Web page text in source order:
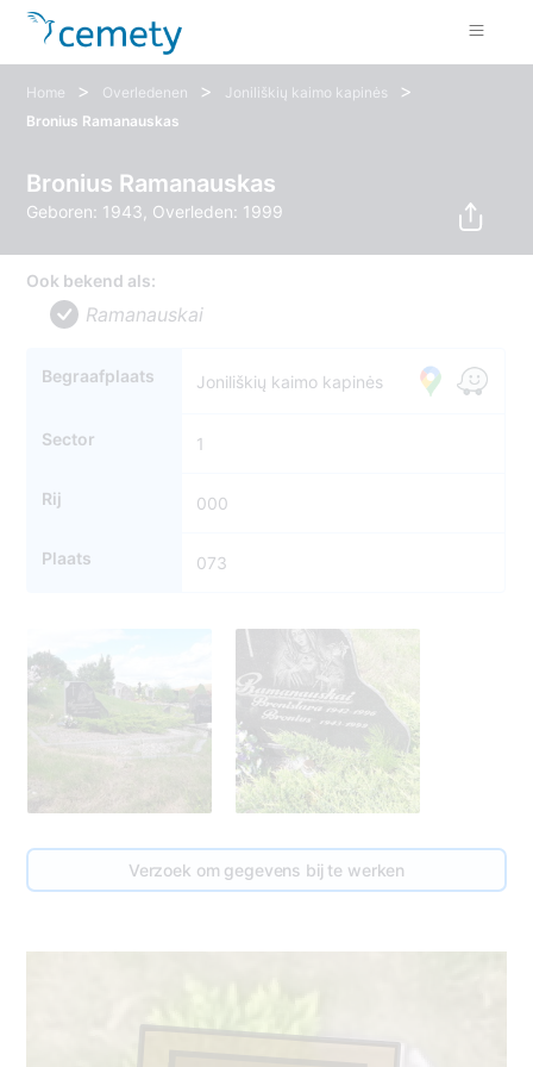
Home > Overledenen > Joniliškių kaimo kapinės >
Bronius Ramanauskas
Bronius Ramanauskas
Geboren: 1943, Overleden: 1999
Ook bekend als:
Ramanauskai
Begraafplaats Joniliškių kaimo kapinės
Sector 1
Rij 000
Plaats 073
Verzoek om gegevens bij te werken